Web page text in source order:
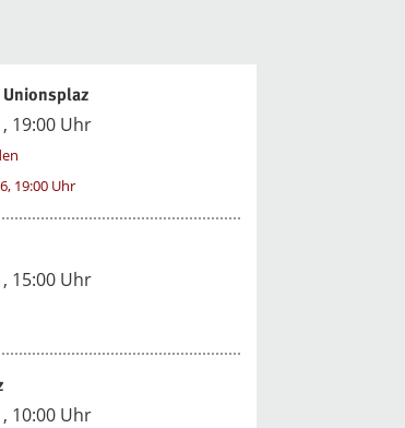
19:00 Uhr
19:00 Uhr
15:00 Uhr
10:00 Uhr